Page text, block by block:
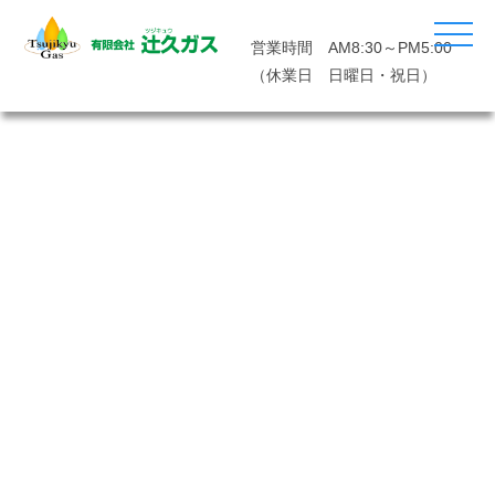
営業時間 AM8:30～PM5:00
（休業日 日曜日・祝日）